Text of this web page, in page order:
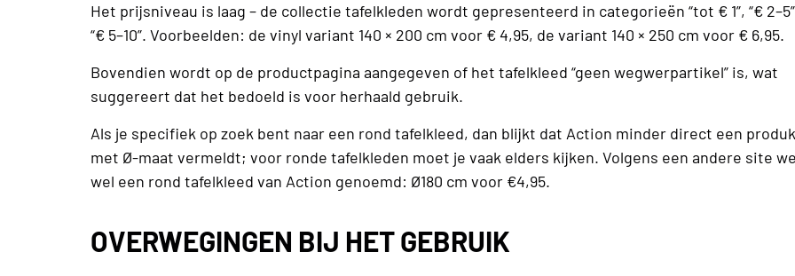
Het prijsniveau is laag – de collectie tafelkleden wordt gepresenteerd in categorieën “tot € 1”, “€
“€ 5–10”. Voorbeelden: de vinyl variant 140 × 200 cm voor € 4,95, de variant 140 × 250 cm voor € 6,95.
Bovendien wordt op de productpagina aangegeven of het tafelkleed “geen wegwerpartikel” is, wat
suggereert dat het bedoeld is voor herhaald gebruik.
Als je specifiek op zoek bent naar een rond tafelkleed, dan blijkt dat Action minder direct een
met Ø-maat vermeldt; voor ronde tafelkleden moet je vaak elders kijken. Volgens een andere site
wel een rond tafelkleed van Action genoemd: Ø180 cm voor €4,95.
OVERWEGINGEN BIJ HET GEBRUIK